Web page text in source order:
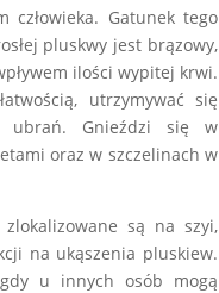
człowieka. Gatunek tego
pluskwy jest brązowy,
ilości wypitej krwi.
utrzymywać się
ubrań. Gnieździ się w
oraz w szczelinach w
zlokalizowane są na szyi,
na ukąszenia pluskiew.
u innych osób mogą